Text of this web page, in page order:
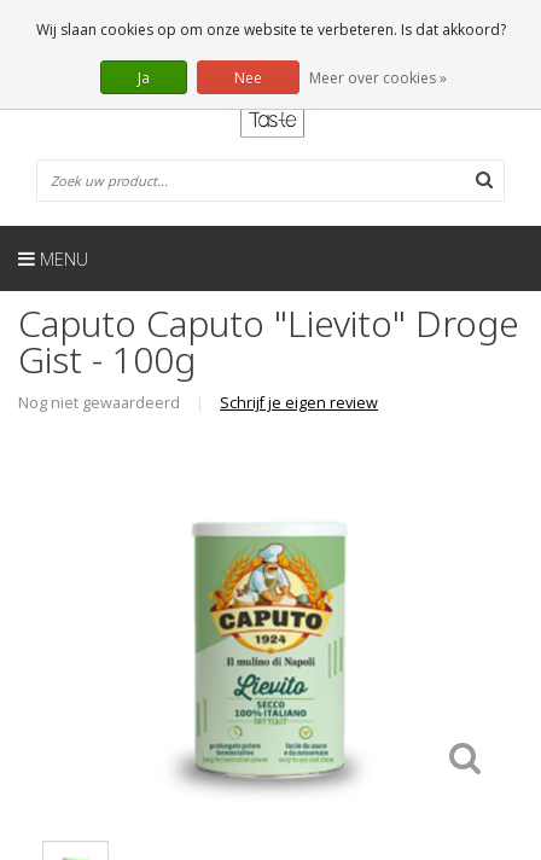
0 Artikelen
NL
MENU
Caputo Caputo "Lievito" Droge
Gist - 100g
Nog niet gewaardeerd | Schrijf je eigen review
Wij slaan cookies op om onze website te verbeteren. Is dat akkoord?
Ja Nee Meer over cookies »